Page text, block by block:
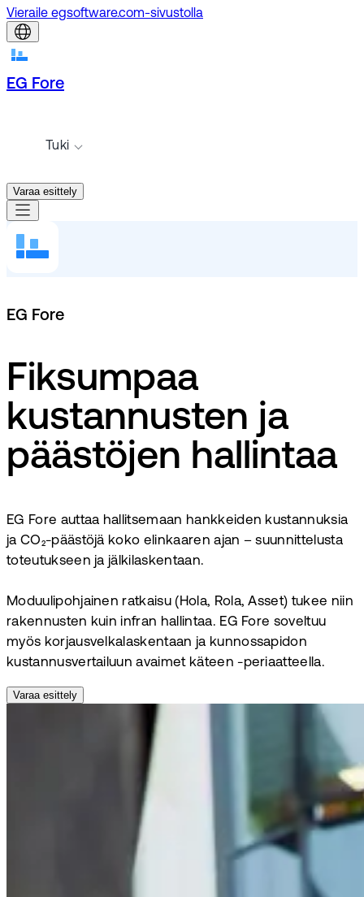
Vieraile egsoftware.com-sivustolla
EG Fore
Tuki
Varaa esittely
EG Fore
Fiksumpaa
kustannusten ja
päästöjen hallintaa
EG Fore auttaa hallitsemaan hankkeiden kustannuksia
ja CO₂-päästöjä koko elinkaaren ajan – suunnittelusta
toteutukseen ja jälkilaskentaan.
Moduulipohjainen ratkaisu (Hola, Rola, Asset) tukee niin
rakennusten kuin infran hallintaa. EG Fore soveltuu
myös korjausvelkalaskentaan ja kunnossapidon
kustannusvertailuun avaimet käteen -periaatteella.
Varaa esittely